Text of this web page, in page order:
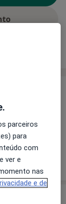
parceiros
para
com
ver e
nas
e de